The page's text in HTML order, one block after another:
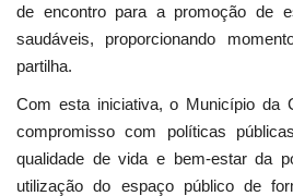
de encontro para a promoção de
saudáveis, proporcionando
partilha.
Com esta iniciativa, o Município da
compromisso com políticas
qualidade de vida e bem-estar da
utilização do espaço público de